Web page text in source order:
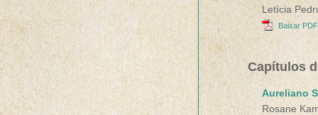
Letícia
Baixar
Capítulos
Aureliano
Rosane